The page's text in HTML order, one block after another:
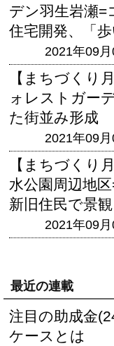
デン羽生岩瀬=
住宅開発、「
2021年09
【まちづくり
ォレストガー
た街並み形成
2021年09
【まちづくり
水公園周辺地
新旧住民で景
2021年09
最近の連載
注目の助成金
ケースとは